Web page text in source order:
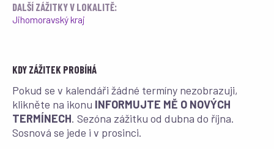
DALŠÍ ZÁŽITKY V LOKALITĚ:
Jihomoravský kraj
KDY ZÁŽITEK PROBÍHÁ
Pokud se v kalendáři žádné termíny nezobrazuji,
klikněte na ikonu INFORMUJTE MĚ O NOVÝCH
TERMÍNECH. Sezóna zážitku od dubna do října.
Sosnová se jede i v prosinci.